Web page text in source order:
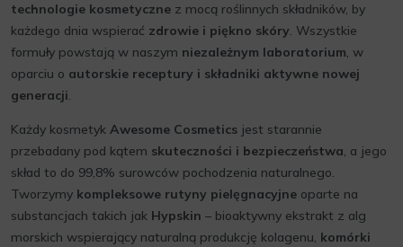
technologie kosmetyczne z mocą roślinnych składników, by
każdego dnia wspierać zdrowie i piękno skóry. Wszystkie
formuły powstają w naszym niezależnym laboratorium, w
oparciu o autorskie receptury i składniki aktywne nowej
generacji.
Każdy kosmetyk Awesome Cosmetics jest starannie
przebadany pod kątem skuteczności i bezpieczeństwa, a jego
skład to do 99,8% surowców pochodzenia naturalnego.
Tworzymy kompleksowe rutyny pielęgnacyjne oparte na
substancjach takich jak Hypskin – bioaktywny ekstrakt z alg
morskich wspierający naturalną produkcję kolagenu, komórki